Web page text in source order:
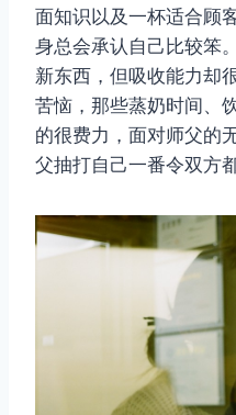
面知识以及一杯适合顾
身总会承认自己比较笨
新东西，但吸收能力却
苦恼，那些蒸奶时间、
的很费力，面对师父的
父抽打自己一番令双方